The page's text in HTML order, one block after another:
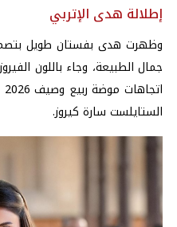
إطلالة هدى الإتربي
وظهرت هدى بفستان طويل
جمال الطبيعة، وجاء باللون
الستايلست سارة كيروز.